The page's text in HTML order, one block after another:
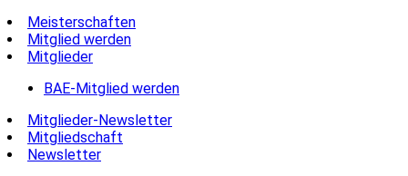
Meisterschaften
Mitglied werden
Mitglieder
BAE-Mitglied werden
Mitglieder-Newsletter
Mitgliedschaft
Newsletter